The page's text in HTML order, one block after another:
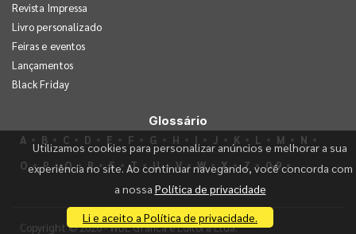
Revista Impressa
Livro personalizado
Feiras e eventos
Lançamentos
Black Friday
Glossário
A B C D E F G H I J K L M
N
O
P Q R S T U V W X Z 0-9
Copyright © 2026 - WBL Gráfica e Editora Ltda.
Utilizamos cookies para personalizar anúncios e melhorar a sua
experiência no site. Ao continuar navegando, você concorda com
a nossa Política de privacidade
Li e aceito a Política de privacidade.